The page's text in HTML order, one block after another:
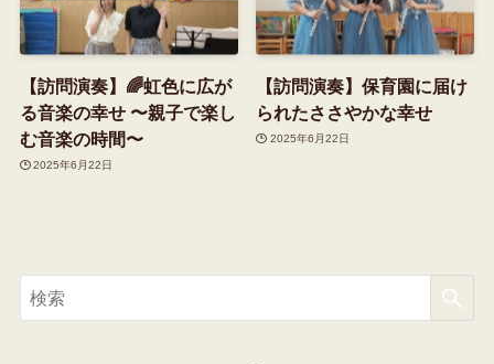
【訪問演奏】🌈虹色に広が
る音楽の幸せ 〜親子で楽し
む音楽の時間〜
2025年6月22日
【訪問演奏】保育園に届け
られたささやかな幸せ
2025年6月22日